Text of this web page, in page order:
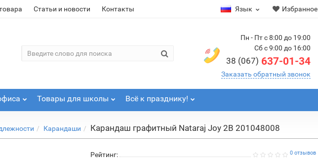
Статьи и новости Контакты Язык Избранное
Пн - Пт с 8:00 до 19:00
Сб с 9:00 до 16:00
38 (067) 637-01-34
Заказать обратный звонок
Товары для школы Всё к празднику!
Карандаши Карандаш графитный Nataraj Joy 2B 201048008
Рейтинг: 0 отзывов